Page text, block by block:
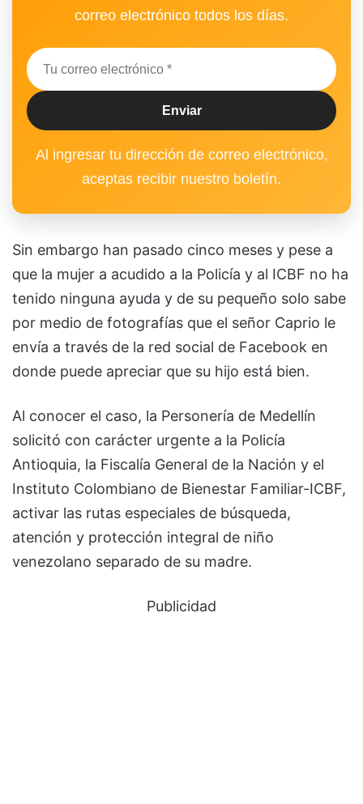
correo electrónico todos los días.
Al ingresar tu dirección de correo electrónico,
aceptas recibir nuestro boletín.
Sin embargo han pasado cinco meses y pese a
que la mujer a acudido a la Policía y al ICBF no ha
tenido ninguna ayuda y de su pequeño solo sabe
por medio de fotografías que el señor Caprio le
envía a través de la red social de Facebook en
donde puede apreciar que su hijo está bien.
Al conocer el caso, la Personería de Medellín
solicitó con carácter urgente a la Policía
Antioquia, la Fiscalía General de la Nación y el
Instituto Colombiano de Bienestar Familiar-ICBF,
activar las rutas especiales de búsqueda,
atención y protección integral de niño
venezolano separado de su madre.
Publicidad